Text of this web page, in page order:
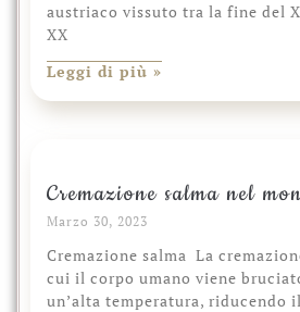
austriaco vissuto tra la fine del
XX
Leggi di più »
Cremazione salma nel
Marzo 30, 2023
Cremazione salma La
cui il corpo umano viene
un’alta temperatura, riducendo